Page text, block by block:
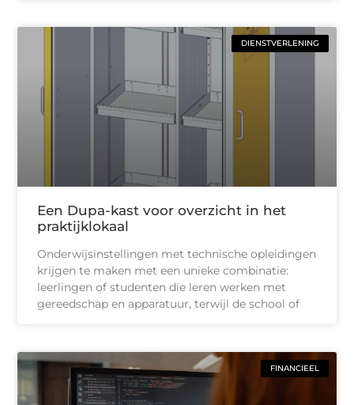
DIENSTVERLENING
Een Dupa-kast voor overzicht in het
praktijklokaal
Onderwijsinstellingen met technische opleidingen
krijgen te maken met een unieke combinatie:
leerlingen of studenten die leren werken met
gereedschap en apparatuur, terwijl de school of
FINANCIEEL